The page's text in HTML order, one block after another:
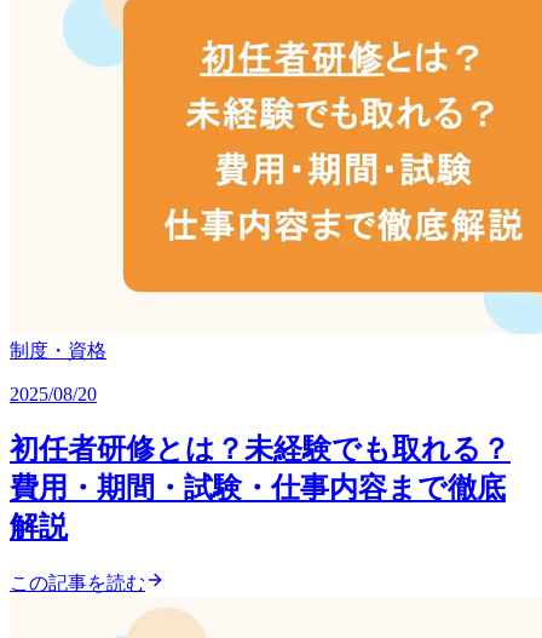
制度・資格
2025/08/20
初任者研修とは？未経験でも取れる？
費用・期間・試験・仕事内容まで徹底
解説
この記事を読む